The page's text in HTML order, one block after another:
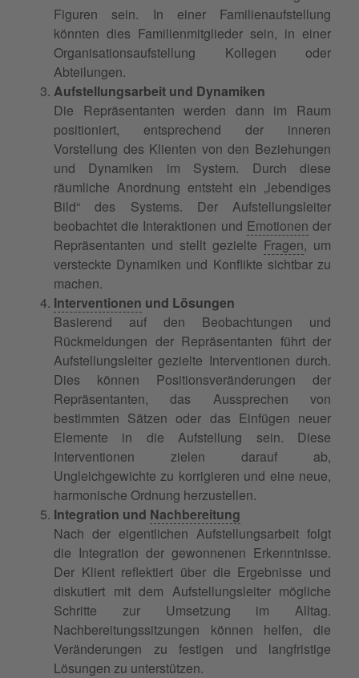
Figuren sein. In einer Familienaufstellung
könnten dies Familienmitglieder sein, in einer
Organisationsaufstellung Kollegen oder
Abteilungen.
Aufstellungsarbeit und Dynamiken
Die Repräsentanten werden dann im Raum
positioniert, entsprechend der inneren
Vorstellung des Klienten von den Beziehungen
und Dynamiken im System. Durch diese
räumliche Anordnung entsteht ein „lebendiges
Bild“ des Systems. Der Aufstellungsleiter
beobachtet die Interaktionen und Emotionen der
Repräsentanten und stellt gezielte Fragen, um
versteckte Dynamiken und Konflikte sichtbar zu
machen.
Interventionen und Lösungen
Basierend auf den Beobachtungen und
Rückmeldungen der Repräsentanten führt der
Aufstellungsleiter gezielte Interventionen durch.
Dies können Positionsveränderungen der
Repräsentanten, das Aussprechen von
bestimmten Sätzen oder das Einfügen neuer
Elemente in die Aufstellung sein. Diese
Interventionen zielen darauf ab,
Ungleichgewichte zu korrigieren und eine neue,
harmonische Ordnung herzustellen.
Integration und Nachbereitung
Nach der eigentlichen Aufstellungsarbeit folgt
die Integration der gewonnenen Erkenntnisse.
Der Klient reflektiert über die Ergebnisse und
diskutiert mit dem Aufstellungsleiter mögliche
Schritte zur Umsetzung im Alltag.
Nachbereitungssitzungen können helfen, die
Veränderungen zu festigen und langfristige
Lösungen zu unterstützen.